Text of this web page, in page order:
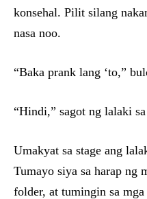
konsehal. Pilit silang
nasa noo.
“Baka prank lang ‘to,”
“Hindi,” sagot ng lalaki
Umakyat sa stage ang
Tumayo siya sa harap ng
folder, at tumingin sa mga